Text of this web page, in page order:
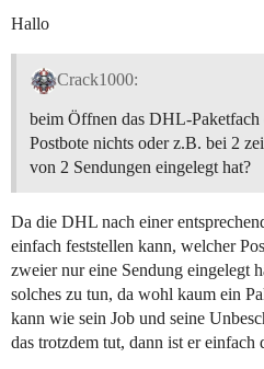
Hallo
Crack1000:
beim Öffnen das DHL-
Postbote nichts oder z.B. bei 2
von 2 Sendungen eingelegt hat?
Da die DHL nach einer
einfach feststellen kann, welcher
zweier nur eine Sendung eingelegt
solches zu tun, da wohl kaum ein
kann wie sein Job und seine
das trotzdem tut, dann ist er